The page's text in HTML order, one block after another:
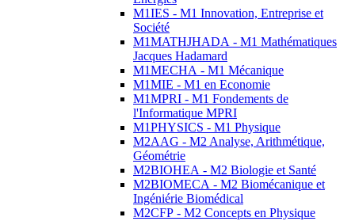
M1IES - M1 Innovation, Entreprise et
Société
M1MATHJHADA - M1 Mathématiques
Jacques Hadamard
M1MECHA - M1 Mécanique
M1MIE - M1 en Economie
M1MPRI - M1 Fondements de
l'Informatique MPRI
M1PHYSICS - M1 Physique
M2AAG - M2 Analyse, Arithmétique,
Géométrie
M2BIOHEA - M2 Biologie et Santé
M2BIOMECA - M2 Biomécanique et
Ingéniérie Biomédical
M2CFP - M2 Concepts en Physique